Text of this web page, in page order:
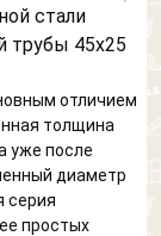
стали
трубы 45х25
отличием
толщина
уже после
диаметр
серия
простых